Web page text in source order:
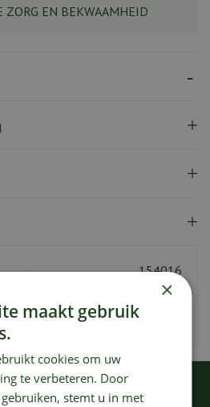
ZORG EN BEKWAAMHEID
154016
4078500011310
Gardena
EENS NAAR:
×
maakt gebruik
cookies om uw
te verbeteren. Door
stemt u in met